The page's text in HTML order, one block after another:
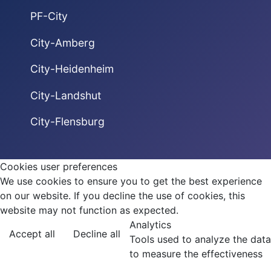
PF-City
City-Amberg
City-Heidenheim
City-Landshut
City-Flensburg
Cookies user preferences
We use cookies to ensure you to get the best experience
on our website. If you decline the use of cookies, this
website may not function as expected.
Accept all
Decline all
Analytics
Tools used to analyze the data
to measure the effectiveness